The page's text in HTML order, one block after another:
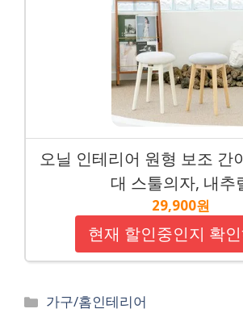
오닐 인테리어 원형 보조 간
대 스툴의자, 내추
29,900원
현재 할인중인지 확
Categories
가구/홈인테리어